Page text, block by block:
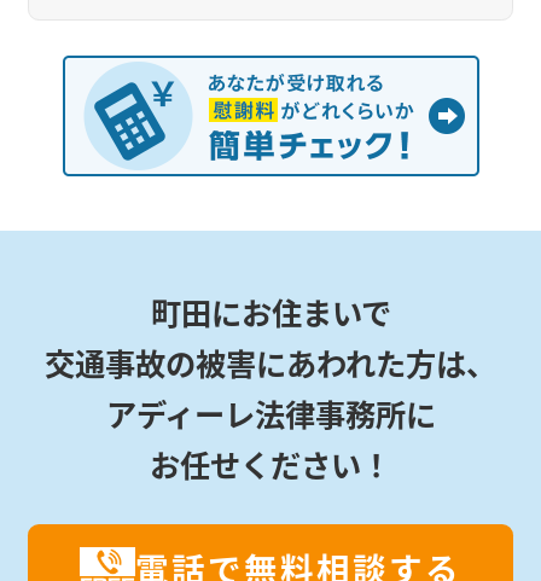
町田にお住まいで
交通事故の被害にあわれた方は、
アディーレ法律事務所に
お任せください！
電話で無料相談する